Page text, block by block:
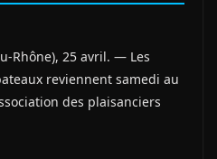
25 avril. — Les
reviennent samedi au
des plaisanciers